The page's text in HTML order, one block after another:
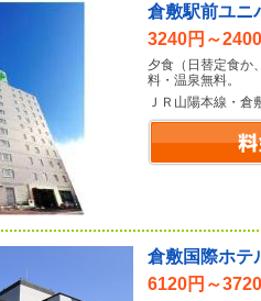
倉敷駅前ユニ
3240円～
夕食（日替定食か
料・温泉無料。
ＪＲ山陽本線・倉
倉敷国際ホテ
6120円～